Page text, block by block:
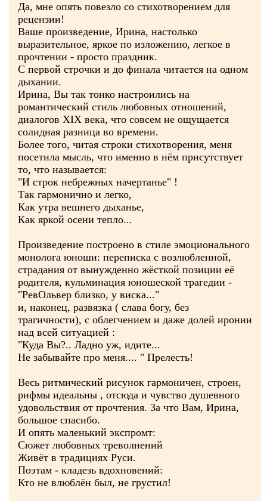
Да, мне опять повезло со стихотворением для
рецензии!
Ваше произведение, Ирина, настолько
выразительное, яркое по изложению, легкое в
прочтении - просто праздник.
С первой строчки и до финала читается на одном
дыхании.
Ирина, Вы так тонко настроились на
романтический стиль любовных отношений,
диалогов ХIХ века, что совсем не ощущается
солидная разница во времени.
Более того, читая строки стихотворения, меня
посетила мысль, что именно в нём присутствует
то, что называется:
"И строк небрежных начертанье" !
Так гармонично и легко,
Как утра вешнего дыханье,
Как яркой осени тепло...
Произведение построено в стиле эмоционального
монолога юноши: переписка с возлюбленной,
страдания от вынужденно жёсткой позиции её
родителя, кульминация юношеской трагедии -
"РевОльвер близко, у виска..."
и, наконец, развязка ( слава богу, без
трагичности), с облегчением и даже долей иронии
над всей ситуацией :
"Куда Вы?.. Ладно уж, идите...
Не забывайте про меня.... " Прелесть!
Весь ритмический рисунок гармоничен, строен,
рифмы идеальны , отсюда и чувство душевного
удовольствия от прочтения. За что Вам, Ирина,
большое спасибо.
И опять маленький экспромт:
Сюжет любовных треволнений
Живёт в традициях Руси.
Поэтам - кладезь вдохновений:
Кто не влюблён был, не грустил!